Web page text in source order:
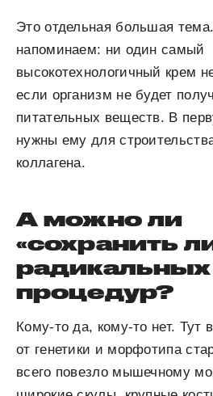
Это отдельная большая
напоминаем: ни один самый
высокотехнологичный крем
если организм не будет
питательных веществ. В
нужны ему для
коллагена.
А можно ли
«сохранить
радикальных
процедур?
Кому-то да, кому-то нет. Тут
от генетики и морфотипа
всего повезло мышечному